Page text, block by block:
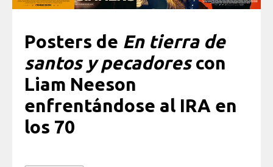
Posters de En tierra de
santos y pecadorescon
Liam Neeson
enfrentándose al IRA en
los 70